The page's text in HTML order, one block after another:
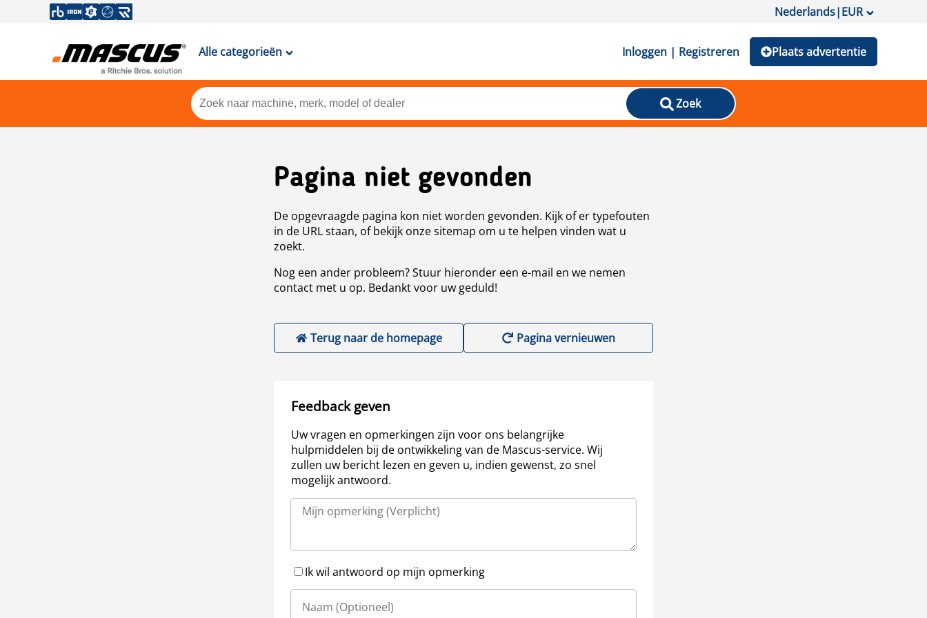
Nederlands|EUR
Alle categorieën Inloggen | Registreren Plaats advertentie
Zoek
Pagina niet gevonden
De opgevraagde pagina kon niet worden gevonden. Kijk of er typefouten
in de URL staan, of bekijk onze sitemap om u te helpen vinden wat u
zoekt.
Nog een ander probleem? Stuur hieronder een e-mail en we nemen
contact met u op. Bedankt voor uw geduld!
Terug naar de homepage Pagina vernieuwen
Feedback geven
Uw vragen en opmerkingen zijn voor ons belangrijke
hulpmiddelen bij de ontwikkeling van de Mascus-service. Wij
zullen uw bericht lezen en geven u, indien gewenst, zo snel
mogelijk antwoord.
Ik wil antwoord op mijn opmerking